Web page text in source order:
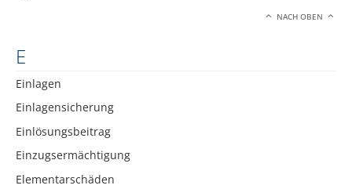
NACH OBEN
E
Einlagen
Einlagensicherung
Einlösungsbeitrag
Einzugsermächtigung
Elementarschäden